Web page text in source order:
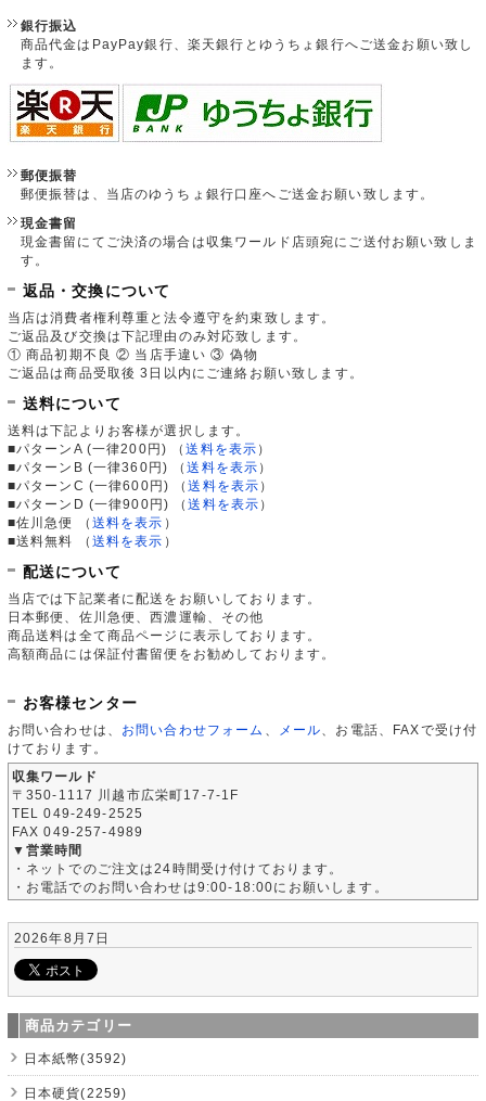
銀行振込
商品代金はPayPay銀行、楽天銀行とゆうちょ銀行へご送金お願い致し
ます。
郵便振替
郵便振替は、当店のゆうちょ銀行口座へご送金お願い致します。
現金書留
現金書留にてご決済の場合は収集ワールド店頭宛にご送付お願い致しま
す。
返品・交換について
当店は消費者権利尊重と法令遵守を約束致します。
ご返品及び交換は下記理由のみ対応致します。
① 商品初期不良 ② 当店手違い ③ 偽物
ご返品は商品受取後 3日以内にご連絡お願い致します。
送料について
送料は下記よりお客様が選択します。
■パターンA (一律200円)
（送料を表示 ）
■パターンB (一律360円)
（送料を表示 ）
■パターンC (一律600円)
（送料を表示 ）
■パターンD (一律900円)
（送料を表示 ）
■佐川急便
（ 送料を表示 ）
■送料無料
（ 送料を表示 ）
配送について
当店では下記業者に配送をお願いしております。
日本郵便、佐川急便、西濃運輸、その他
商品送料は全て商品ページに表示しております。
高額商品には保証付書留便をお勧めしております。
お客様センター
お問い合わせは、 お問い合わせフォーム メール 、お電話、FAXで受け付
けております。
収集ワールド
〒350-1117 川越市広栄町17-7-1F
TEL 049-249-2525
FAX 049-257-4989
▼営業時間
・ネットでのご注文は24時間受け付けております。
・お電話でのお問い合わせは9:00-18:00にお願いします。
2026年8月7日
商品カテゴリー
日本紙幣(3592)
日本硬貨(2259)